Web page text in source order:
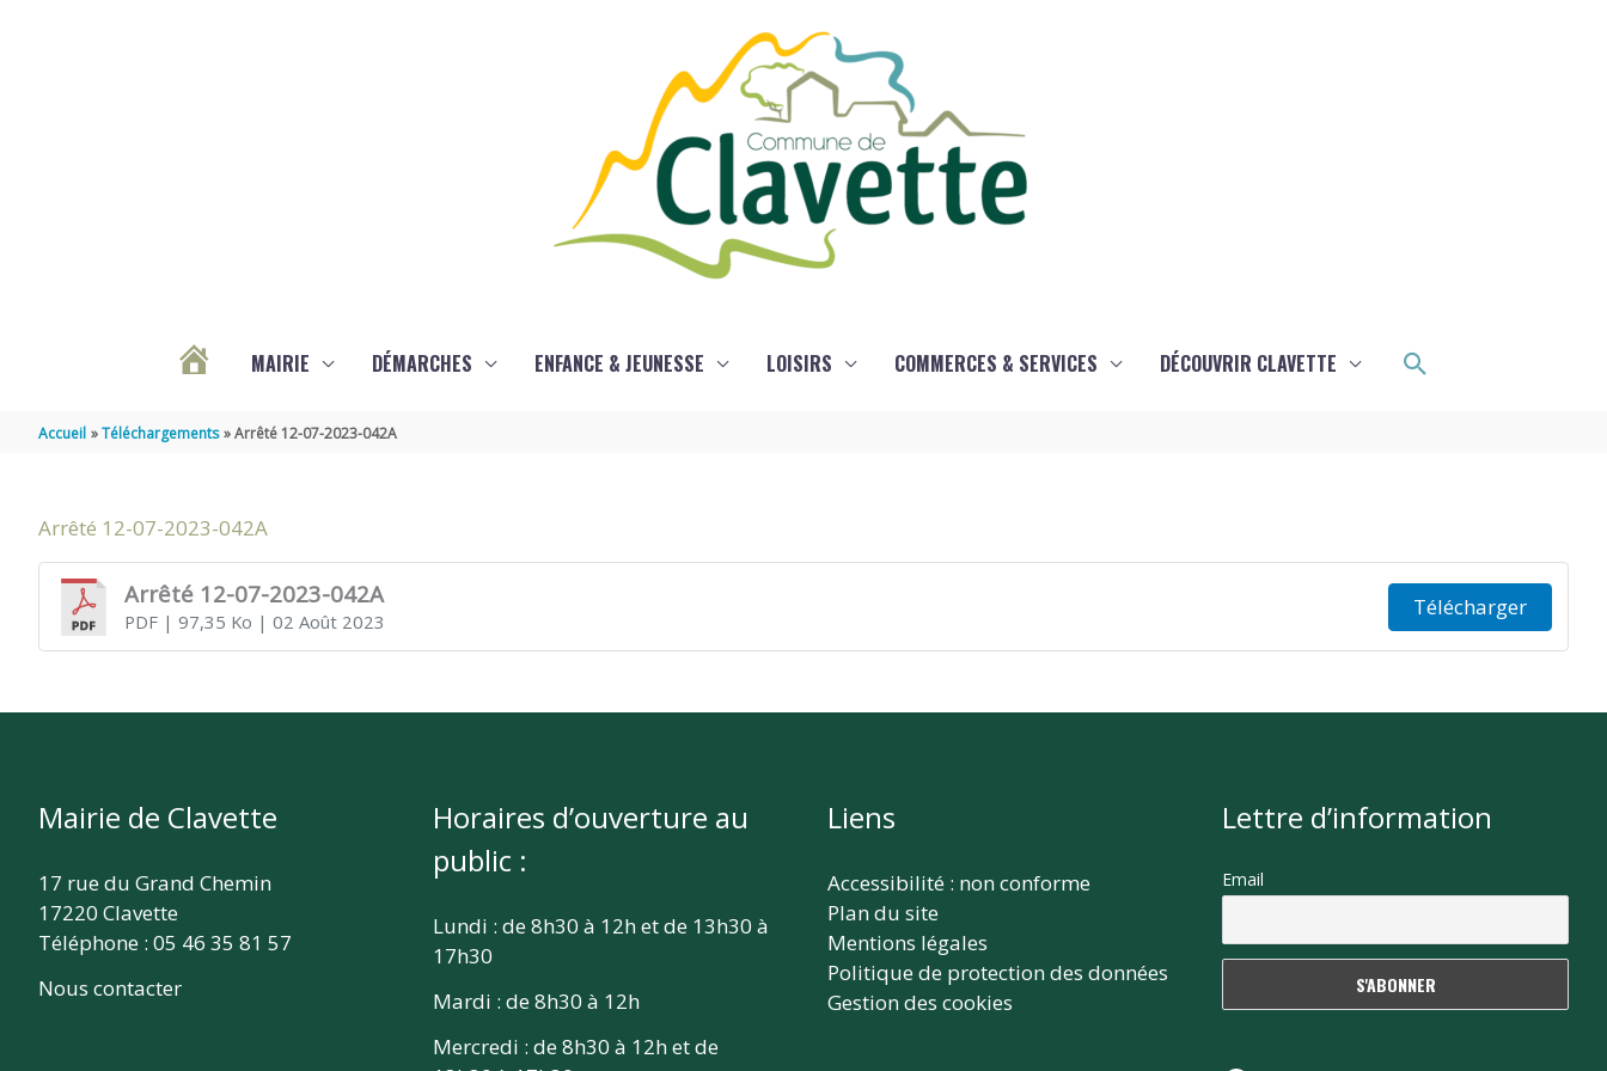
MAIRIE DÉMARCHES ENFANCE & JEUNESSE LOISIRS COMMERCES & SERVICES DÉCOUVRIR CLAVETTE Rechercher
Accueil Téléchargements Arrêté 12-07-2023-042A
Arrêté 12-07-2023-042A
Arrêté 12-07-2023-042A
PDF| 97,35 Ko | 02 Août 2023
Télécharger
Mairie de Clavette
17 rue du Grand Chemin
17220 Clavette
Téléphone : 05 46 35 81 57
Nous contacter
Horaires d’ouverture au
public :
Lundi : de 8h30 à 12h et de 13h30 à
17h30
Mardi : de 8h30 à 12h
Mercredi : de 8h30 à 12h et de
Liens
Accessibilité : non conforme
Plan du site
Mentions légales
Politique de protection des données
Gestion des cookies
Lettre d’information
Email